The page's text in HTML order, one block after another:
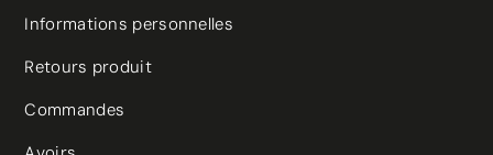
Informations personnelles
Retours produit
Commandes